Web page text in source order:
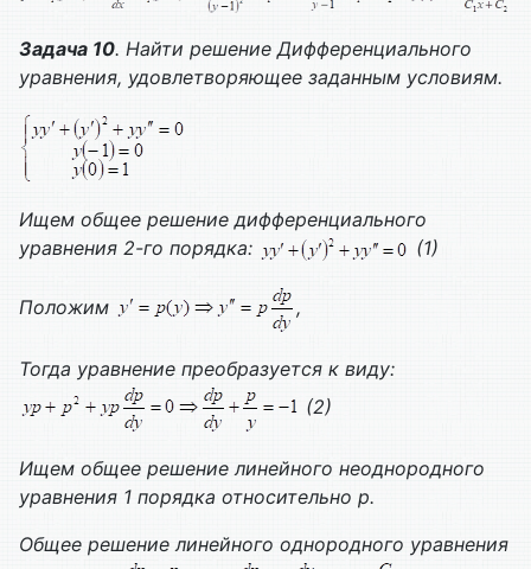
Задача 10. Найти решение Дифференциального
уравнения, удовлетворяющее заданным условиям.
Ищем общее решение дифференциального
уравнения 2-го порядка:
(1)
Положим ,
Тогда уравнение преобразуется к виду:
(2)
Ищем общее решение линейного неоднородного
уравнения 1 порядка относительно р.
Общее решение линейного однородного уравнения